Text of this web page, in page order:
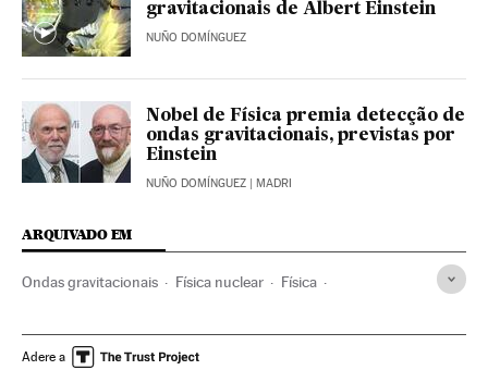
gravitacionais de Albert Einstein
NUÑO DOMÍNGUEZ
Nobel de Física premia detecção de
ondas gravitacionais, previstas por
Einstein
NUÑO DOMÍNGUEZ | MADRI
ARQUIVADO EM
Ondas gravitacionais Física nuclear Física
Adere a